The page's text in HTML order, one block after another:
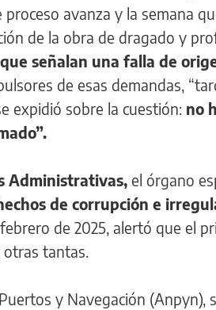
proceso avanza y la semana
de la obra de dragado y
señalan una falla de
de esas demandas,
expidió sobre la cuestión: no
Administrativas, el órgano
de corrupción e
de 2025, alertó que el
otras tantas.
y Navegación (Anpyn),